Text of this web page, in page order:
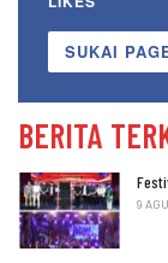
SUKAI
BERITA
9